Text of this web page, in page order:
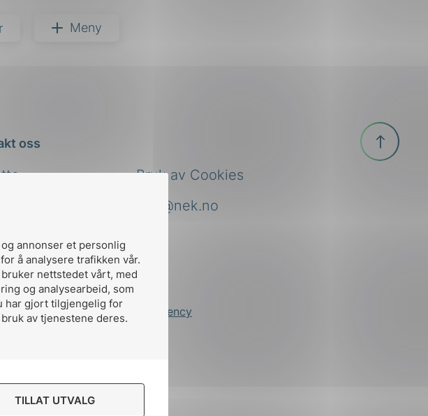
annonser et personlig
å analysere trafikken vår.
nettstedet vårt, med
og analysearbeid, som
har gjort tilgjengelig for
av tjenestene deres.
TILLAT UTVALG
Meny
oss
nek@nek.no
Bruk av Cookies
and developed by Stem Agency
Til
toppen